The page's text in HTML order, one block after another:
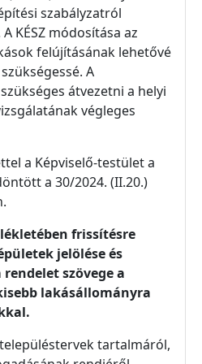
szabályzatról
KÉSZ módosítása az
felújításának lehetővé
A
átvezetni a helyi
végleges
a Képviselő-testület a
a 30/2024. (II.20.)
frissítésre
jelölése és
szövege a
lakásállományra
tartalmáról,